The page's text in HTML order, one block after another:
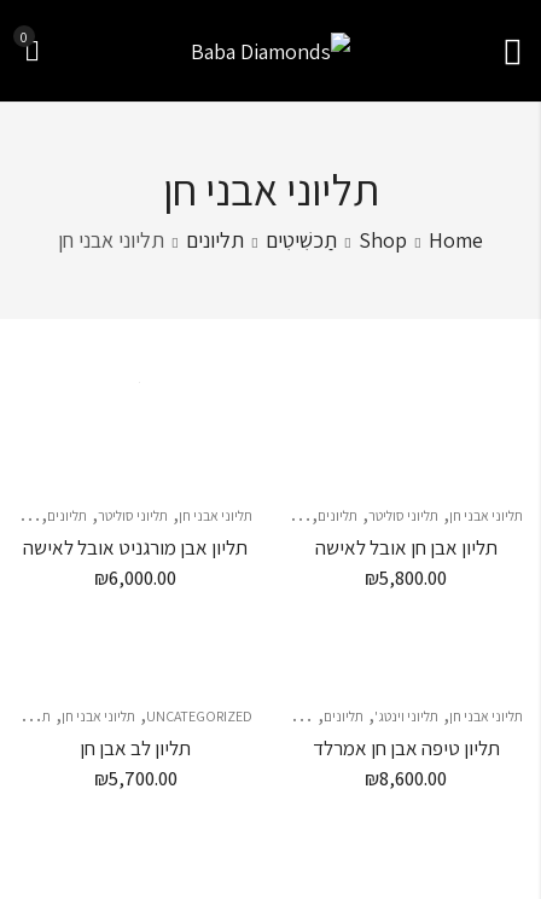
0
תליוני אבני חן
Home
Shop תַכשִׁיטִים תליונים תליוני אבני חן
תליוני אבני חן, תליוני סוליטר, תליונים, תליונים
תליון אבן חן אובל לאישה
₪5,800.00
תליוני אבני חן, תליוני סוליטר, תליונים,
תליון אבן מורגניט אובל לאישה
₪6,000.00
תליוני אבני חן, תליוני וינטג', תליונים, תליונים תליונים
תליון טיפה אבן חן אמרלד
₪8,600.00
UNCATEGORIZED
, תליוני אבני חן, תליוני סוליטר
תליון לב אבן חן
₪5,700.00